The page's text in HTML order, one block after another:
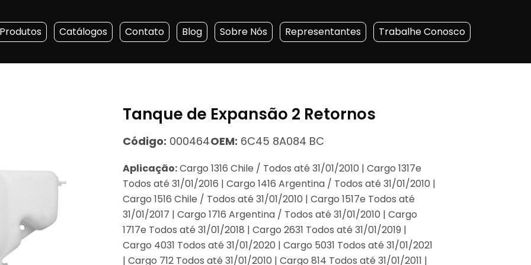
Produtos Catálogos Contato Blog Sobre Nós Representantes Trabalhe Conosco
Tanque de Expansão 2 Retornos
Código: 000464OEM: 6C45 8A084 BC
Aplicação:Cargo 1316 Chile / Todos até 31/01/2010 | Cargo 1317e
Todos até 31/01/2016 | Cargo 1416 Argentina / Todos até 31/01/2010 |
Cargo 1516 Chile / Todos até 31/01/2010 | Cargo 1517e Todos até
31/01/2017 | Cargo 1716 Argentina / Todos até 31/01/2010 | Cargo
1717e Todos até 31/01/2018 | Cargo 2631 Todos até 31/01/2019 |
Cargo 4031 Todos até 31/01/2020 | Cargo 5031 Todos até 31/01/2021
| Cargo 712 Todos até 31/01/2010 | Cargo 814 Todos até 31/01/2011 |